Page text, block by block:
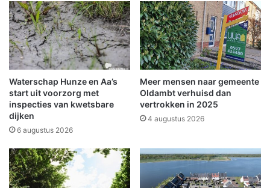
j
d
e
g
r
e
n
s
B
a
N
i
e
n
c
e
r
t
'
V
o
l
u
m
4
'
i
Waterschap Hunze en Aa’s
start uit voorzorg met
inspecties van kwetsbare
dijken
6 augustus 2026
Meer mensen naar gemeente
Oldambt verhuisd dan
vertrokken in 2025
4 augustus 2026